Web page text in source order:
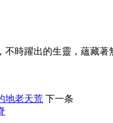
時躍出的生靈，蘊藏
地老天荒 下一条